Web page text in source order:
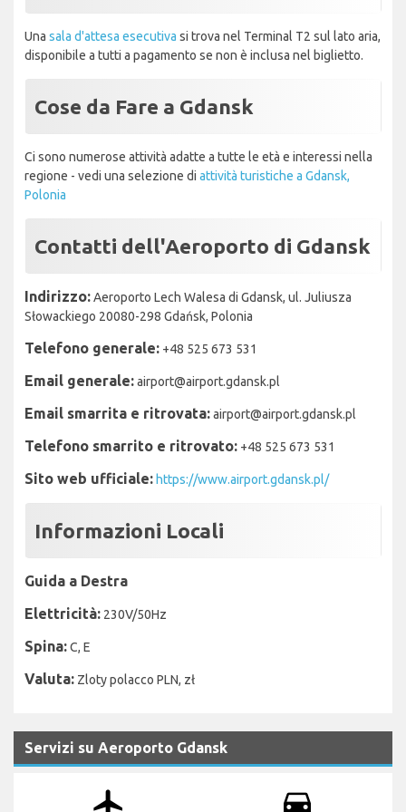
Una sala d'attesa esecutiva si trova nel Terminal T2 sul lato aria,
disponibile a tutti a pagamento se non è inclusa nel biglietto.
Cose da Fare a Gdansk
Ci sono numerose attività adatte a tutte le età e interessi nella
regione - vedi una selezione di attività turistiche a Gdansk,
Polonia
Contatti dell'Aeroporto di Gdansk
Indirizzo:Aeroporto Lech Walesa di Gdansk, ul. Juliusza
Słowackiego 20080-298 Gdańsk, Polonia
Telefono generale: +48 525 673 531
Email generale:airport@airport.gdansk.pl
Email smarrita e ritrovata:airport@airport.gdansk.pl
Telefono smarrito e ritrovato: +48 525 673 531
Sito web ufficiale: https://www.airport.gdansk.pl/
Informazioni Locali
Guida a Destra
Elettricità: 230V/50Hz
Spina:C, E
Valuta: Zloty polacco PLN, zł
Servizi su Aeroporto Gdansk
airplanemode_active drive_eta